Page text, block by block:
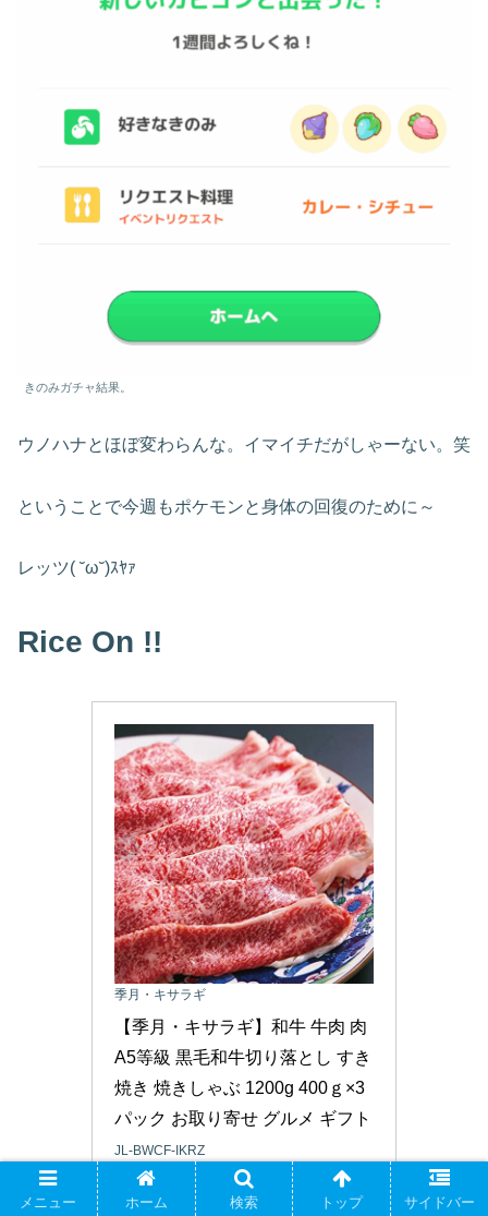
きのみガチャ結果。
ウノハナとほぼ変わらんな。イマイチだがしゃーない。笑
ということで今週もポケモンと身体の回復のために～
レッツ( ˘ω˘)ｽﾔｧ
Rice On !!
季月・キサラギ
【季月・キサラギ】和牛 牛肉 肉
A5等級 黒毛和牛切り落とし すき
焼き 焼きしゃぶ 1200g 400ｇ×3
パック お取り寄せ グルメ ギフト
JL-BWCF-IKRZ
Amazonで見る
メニュー ホーム 検索 トップ サイドバー